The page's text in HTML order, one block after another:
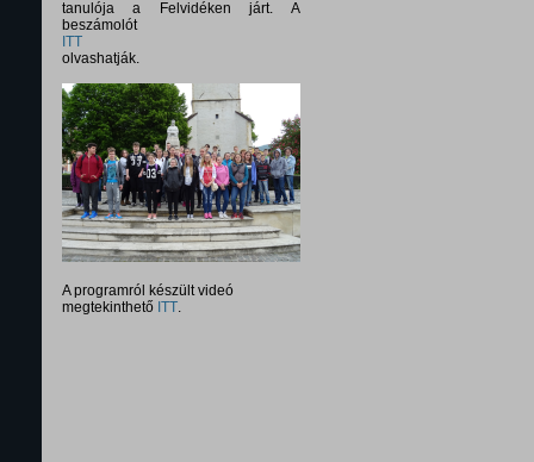
tanulója a Felvidéken járt. A
beszámolót
ITT
olvashatják.
A programról készült videó
megtekinthető ITT.